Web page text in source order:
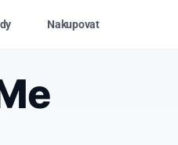
Nakupovat